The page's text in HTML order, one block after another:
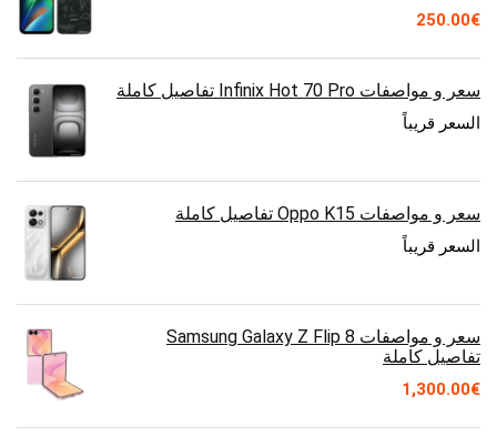
€
250.00
سعر و مواصفات Infinix Hot 70 Pro تفاصيل كاملة
السعر قريباً
سعر و مواصفات Oppo K15 تفاصيل كاملة
السعر قريباً
سعر و مواصفات Samsung Galaxy Z Flip 8
تفاصيل كاملة
€
1,300.00